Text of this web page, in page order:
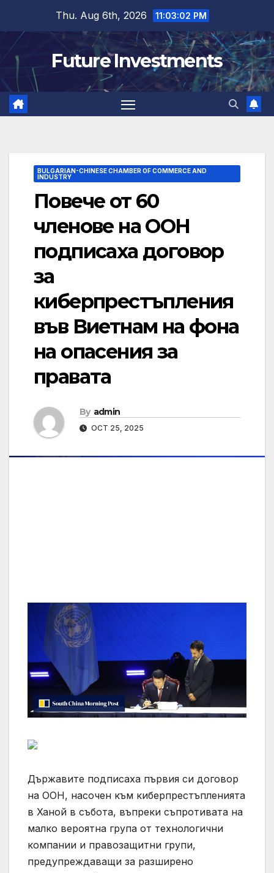
content
Thu. Aug 6th, 2026 11:03:03 PM
Future Investments
BULGARIAN-CHINESE CHAMBER OF COMMERCE AND
INDUSTRY
Повече от 60
членове на ООН
подписаха договор
за
киберпрестъпления
във Виетнам на фона
на опасения за
правата
By admin
OCT 25, 2025
Държавите подписаха първия си договор
на ООН, насочен към киберпрестъпленията
в Ханой в събота, въпреки съпротивата на
малко вероятна група от технологични
компании и правозащитни групи,
предупреждаващи за разширено